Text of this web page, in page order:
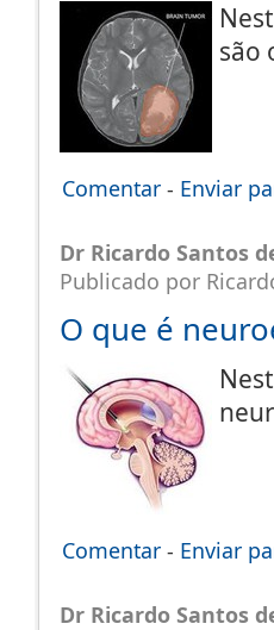
são
Comentar - Enviar
Dr Ricardo Santos
Publicado por
O que é
Comentar - Enviar
Dr Ricardo Santos